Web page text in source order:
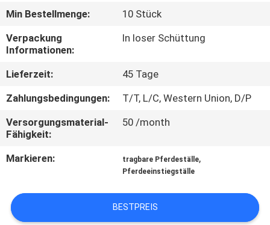
QUALITÄTSKONTROLLE
TRETEN
SIE
MIT
UNS
IN
VERBINDUNG
FORDERN
SIE
Min Bestellmenge:
10 Stück
Verpackung
Informationen:
In loser Schüttung
Lieferzeit:
45 Tage
Zahlungsbedingungen:
T/T, L/C, Western Union, D/P
Versorgungsmaterial-
Fähigkeit:
50 /month
Markieren: tragbare Pferdeställe,
Pferdeeinstiegställe
BESTPREIS